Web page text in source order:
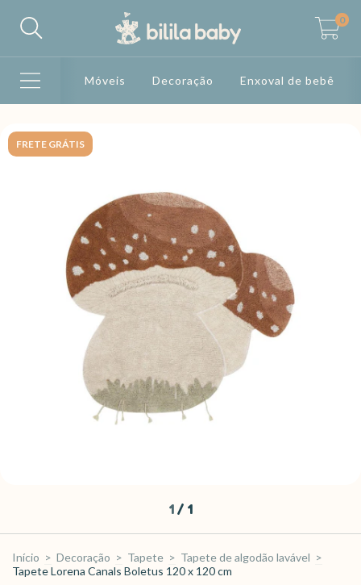
0
Móveis Decoração Enxoval de bebê
FRETE GRÁTIS
1 / 1
Início > Decoração > Tapete > Tapete de algodão lavável >
Tapete Lorena Canals Boletus 120 x 120 cm